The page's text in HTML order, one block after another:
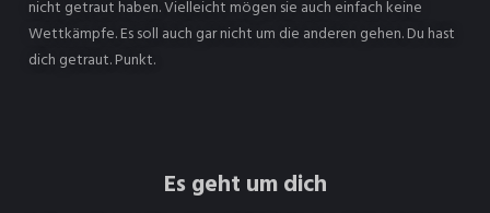
nicht getraut haben. Vielleicht mögen sie auch einfach keine
Wettkämpfe. Es soll auch gar nicht um die anderen gehen. Du hast
dich getraut. Punkt.
Es geht um dich